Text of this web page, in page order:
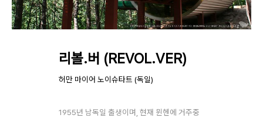
리볼.버 (REVOL.VER)
허만 마이어 노이슈타트 (독일)
1955년 남독일 출생이며, 현재 뮌헨에 거주중